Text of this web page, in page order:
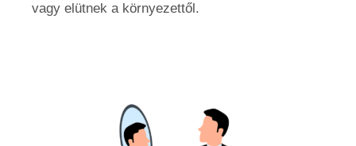
vagy elütnek a környezettől.